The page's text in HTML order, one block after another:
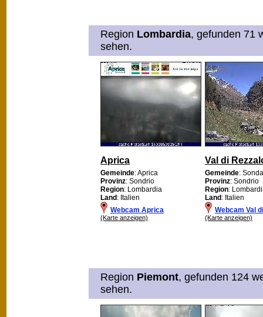
Region Lombardia, gefunden 71
sehen.
Aprica
Gemeinde: Aprica
Provinz: Sondrio
Region: Lombardia
Land: Italien
Webcam Aprica
(Karte anzeigen)
Val di
Gemeinde:
Provinz: Sondrio
Region:
Land: Italien
Webcam Val
(Karte anzeigen)
Region Piemont, gefunden 124
sehen.